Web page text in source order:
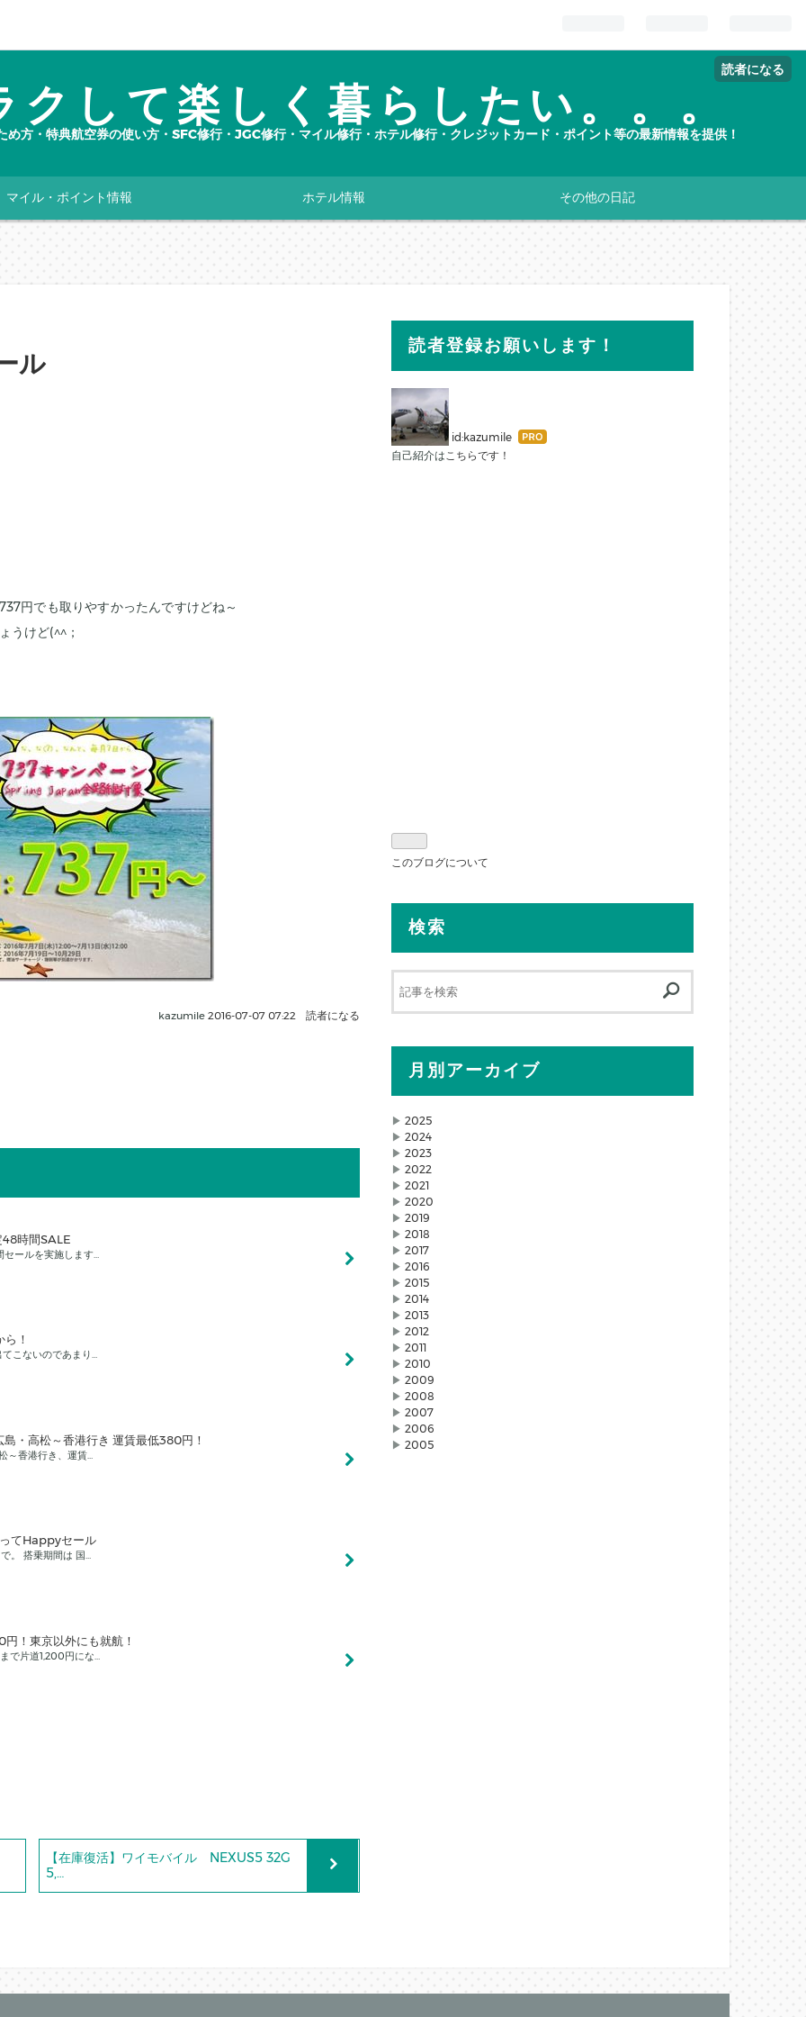
読者になる
して楽しく暮らしたい。。。
方・特典航空券の使い方・SFC修行・JGC修行・マイル修行・ホテル修行・クレジットカード・ポイント等の最新情報を提供！
マイル・ポイント情報 ホテル情報 その他の日記
ル
円でも取りやすかったんですけどね～
うけど(^^；
kazumile 2016-07-07 07:22 読者になる
時間SALE
セールを実施します…
！
こないのであまり…
・高松～香港行き 運賃最低380円！
～香港行き、運賃…
てHappyセール
。 搭乗期間は 国…
！東京以外にも就航！
で片道1,200円にな…
【在庫復活】ワイモバイル NEXUS5 32G
5,…
読者登録お願いします！
id:kazumile はて
自己紹介は こちらです！
このブログについて
検索
月別アーカイブ
▶ 2025
▶ 2024
▶ 2023
▶ 2022
▶ 2021
▶ 2020
▶ 2019
▶ 2018
▶ 2017
▶ 2016
▶ 2015
▶ 2014
▶ 2013
▶ 2012
▶ 2011
▶ 2010
▶ 2009
▶ 2008
▶ 2007
▶ 2006
▶ 2005